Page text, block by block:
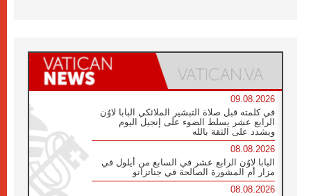
09.08.2026
في كلمته قبل صلاة التبشير الملائكي البابا لاوُن
الرابع عشر يسلط الضوء على إنجيل اليوم
ويشدد على الثقة بالله
08.08.2026
البابا لاوُن الرابع عشر في السابع من أيلول في
مزار أم المشورة الصالحة في جناتزانو
08.08.2026